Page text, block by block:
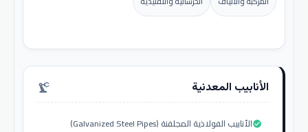
الأنابيب المعدنية precision_manufacturing
الأنابيب الفولاذية المجلفنة (Galvanized Steel Pipes)check_circle